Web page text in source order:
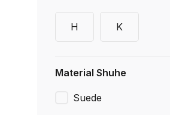
H K
Material Shuhe
Suede